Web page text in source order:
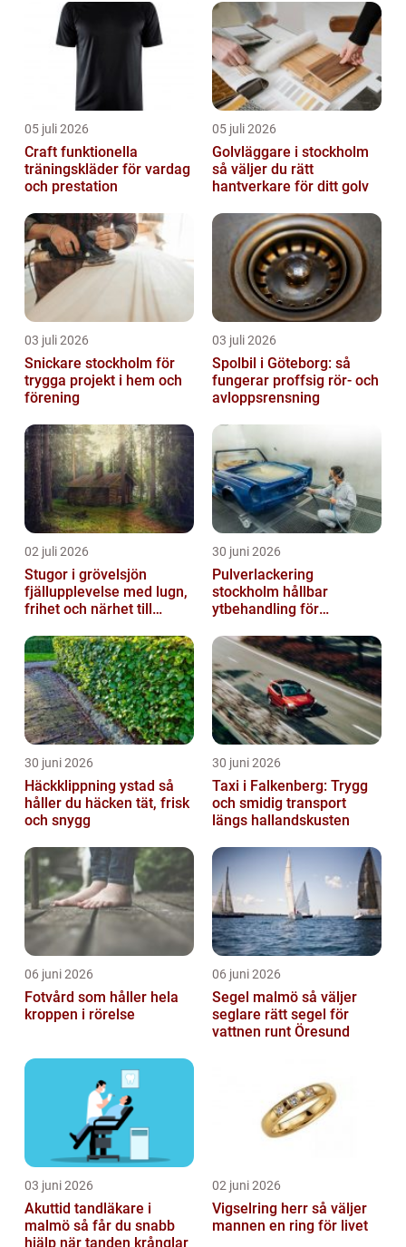
05 juli 2026
Craft funktionella
träningskläder för vardag
och prestation
05 juli 2026
Golvläggare i stockholm
så väljer du rätt
hantverkare för ditt golv
03 juli 2026
Snickare stockholm för
trygga projekt i hem och
förening
03 juli 2026
Spolbil i Göteborg: så
fungerar proffsig rör- och
avloppsrensning
02 juli 2026
Stugor i grövelsjön
fjällupplevelse med lugn,
frihet och närhet till
30 juni 2026
Pulverlackering
stockholm hållbar
ytbehandling för
30 juni 2026
Häckklippning ystad så
håller du häcken tät, frisk
och snygg
30 juni 2026
Taxi i Falkenberg: Trygg
och smidig transport
längs hallandskusten
06 juni 2026
Fotvård som håller hela
kroppen i rörelse
06 juni 2026
Segel malmö så väljer
seglare rätt segel för
vattnen runt Öresund
03 juni 2026
Akuttid tandläkare i
malmö så får du snabb
hjälp när tanden krånglar
02 juni 2026
Vigselring herr så väljer
mannen en ring för livet